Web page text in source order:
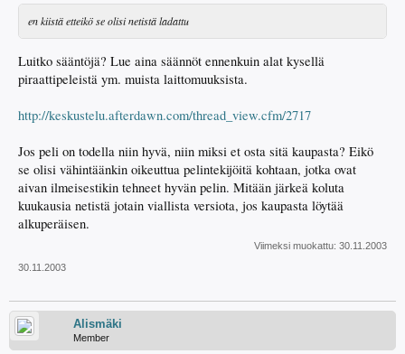
en kiistä etteikö se olisi netistä ladattu
Luitko sääntöjä? Lue aina säännöt ennenkuin alat kysellä
piraattipeleistä ym. muista laittomuuksista.
http://keskustelu.afterdawn.com/thread_view.cfm/2717
Jos peli on todella niin hyvä, niin miksi et osta sitä kaupasta? Eikö
se olisi vähintäänkin oikeuttua pelintekijöitä kohtaan, jotka ovat
aivan ilmeisestikin tehneet hyvän pelin. Mitään järkeä koluta
kuukausia netistä jotain viallista versiota, jos kaupasta löytää
alkuperäisen.
Viimeksi muokattu: 30.11.2003
30.11.2003
Alismäki
Member